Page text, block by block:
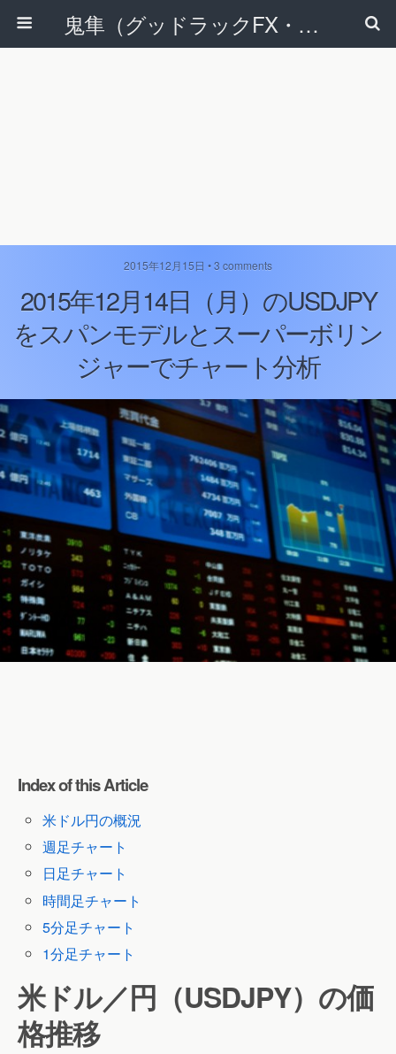
鬼隼（グッドラックFX・改）
2015年12月15日 • 3 comments
2015年12月14日（月）のUSDJPY
をスパンモデルとスーパーボリン
ジャーでチャート分析
Index of this Article
米ドル円の概況
週足チャート
日足チャート
時間足チャート
5分足チャート
1分足チャート
米ドル／円（USDJPY）の価
格推移